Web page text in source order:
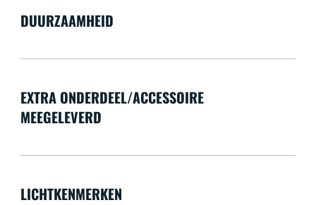
DUURZAAMHEID
EXTRA ONDERDEEL/ACCESSOIRE
MEEGELEVERD
LICHTKENMERKEN